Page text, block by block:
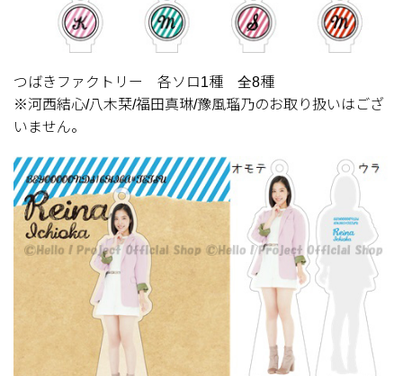
つばきファクトリー 各ソロ1種 全8種
※河西結心/八木栞/福田真琳/豫風瑠乃のお取り扱いはござ
いません。